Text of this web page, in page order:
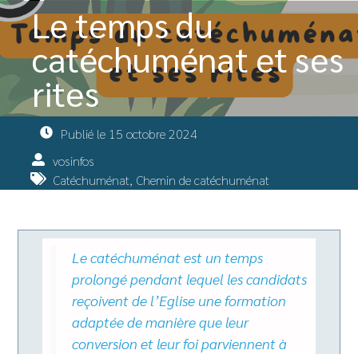
Le temps du
catéchuménat et ses
rites
Publié le 15 octobre 2024
vosinfos
Catéchuménat, Chemin de catéchuménat
Le catéchuménat est un temps
prolongé pendant lequel les candidats
reçoivent de l’Eglise une formation
adaptée de manière que leur
conversion et leur foi parviennent à